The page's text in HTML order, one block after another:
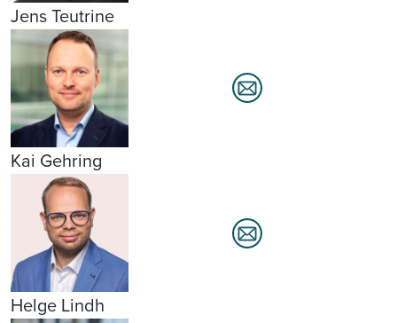
Jens Teutrine
Kai Gehring
Helge Lindh